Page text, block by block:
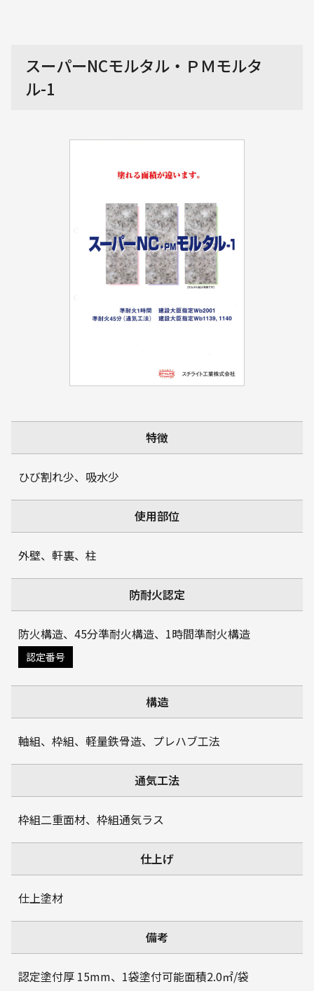
スーパーNCモルタル・ＰＭモルタ
ル-1
特徴
ひび割れ少、吸水少
使用部位
外壁、軒裏、柱
防耐火認定
防火構造、45分準耐火構造、1時間準耐火構造
認定番号
構造
軸組、枠組、軽量鉄骨造、プレハブ工法
通気工法
枠組二重面材、枠組通気ラス
仕上げ
仕上塗材
備考
認定塗付厚 15mm、1袋塗付可能面積2.0㎡/袋